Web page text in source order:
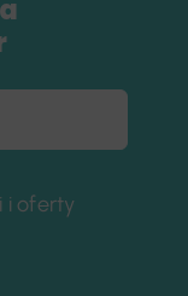
i oferty